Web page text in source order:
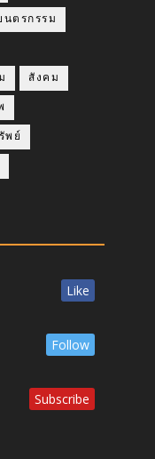
นตรกรรม
สังคม
พย์
Like
Follow
Subscribe